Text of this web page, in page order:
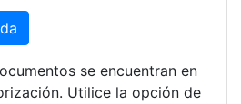
se encuentran en
Utilice la opción de